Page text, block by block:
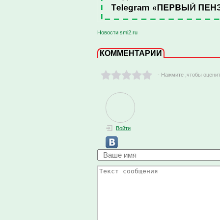
Новости smi2.ru
КОММЕНТАРИИ
- Нажмите ,чтобы
Войти